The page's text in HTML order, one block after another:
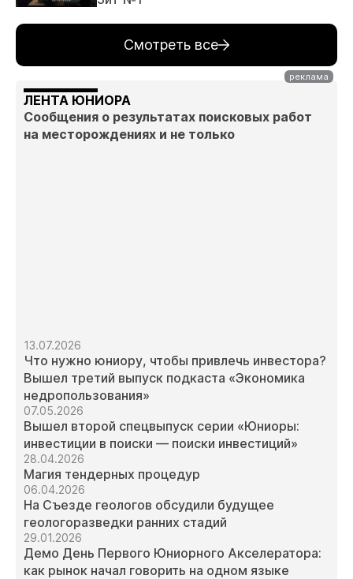
Смотреть все
ЛЕНТА ЮНИОРА
Сообщения о результатах поисковых работ
на месторождениях и не только
13.07.2026
Что нужно юниору, чтобы привлечь инвестора?
Вышел третий выпуск подкаста «Экономика
недропользования»
07.05.2026
Вышел второй спецвыпуск серии «Юниоры:
инвестиции в поиски — поиски инвестиций»
28.04.2026
Магия тендерных процедур
06.04.2026
На Съезде геологов обсудили будущее
геологоразведки ранних стадий
29.01.2026
Демо День Первого Юниорного Акселератора:
как рынок начал говорить на одном языке